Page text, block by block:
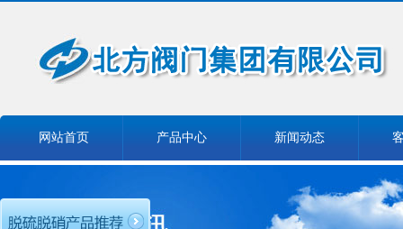
网站首页 产品中心 新闻动态